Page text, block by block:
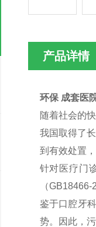
产品详情
环保 成套医
随着社会的
我国取得了
到有效处置
针对医疗门
（
鉴于口腔牙
势。因此，